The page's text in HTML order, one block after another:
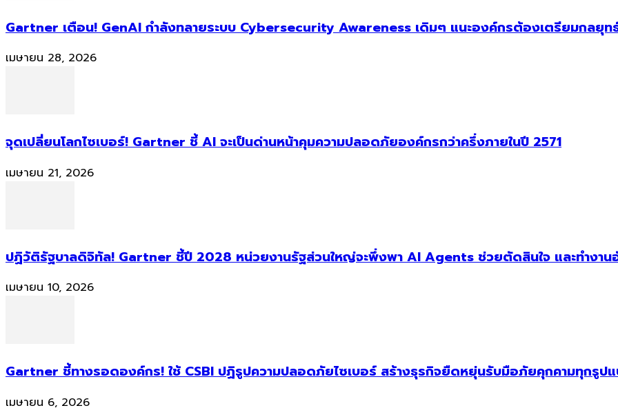
Gartner เตือน! GenAI กำลังทลายระบบ Cybersecurity Awareness เดิมๆ แนะองค์กรต้องเตรียมกลยุท
เมษายน 28, 2026
จุดเปลี่ยนโลกไซเบอร์! Gartner ชี้ AI จะเป็นด่านหน้าคุมความปลอดภัยองค์กรกว่าครึ่งภายในปี 2571
เมษายน 21, 2026
ปฏิวัติรัฐบาลดิจิทัล! Gartner ชี้ปี 2028 หน่วยงานรัฐส่วนใหญ่จะพึ่งพา AI Agents ช่วยตัดสินใจ และทำงาน
เมษายน 10, 2026
Gartner ชี้ทางรอดองค์กร! ใช้ CSBI ปฏิรูปความปลอดภัยไซเบอร์ สร้างธุรกิจยืดหยุ่นรับมือภัยคุกคามทุกรูป
เมษายน 6, 2026